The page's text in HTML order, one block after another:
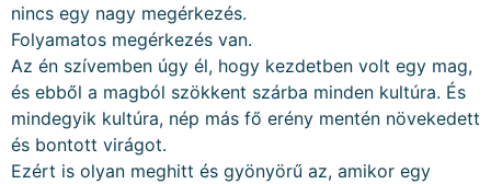
nincs egy nagy megérkezés.
Folyamatos megérkezés van.
Az én szívemben úgy él, hogy kezdetben volt egy mag,
és ebből a magból szökkent szárba minden kultúra. És
mindegyik kultúra, nép más fő erény mentén növekedett
és bontott virágot.
Ezért is olyan meghitt és gyönyörű az, amikor egy